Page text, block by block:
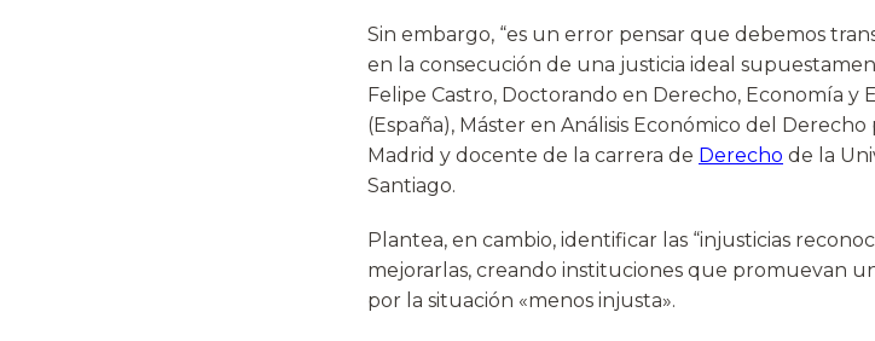
Sin embargo, “es un error pensar que debemos
en la consecución de una justicia ideal
Felipe Castro, Doctorando en Derecho, Economía y
(España), Máster en Análisis Económico del
Madrid y docente de la carrera de Derecho de la
Santiago.
Plantea, en cambio, identificar las “injusticias
mejorarlas, creando instituciones que promuevan
por la situación «menos injusta».